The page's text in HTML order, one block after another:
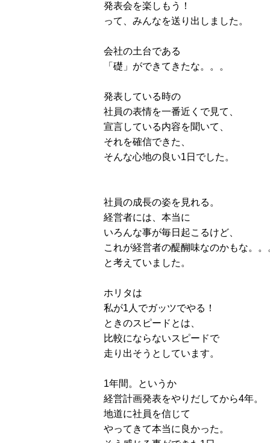
発表会を楽しもう！
って、みんなを送り出しました。
会社の土台である
「礎」ができてきたな。。。
発表している時の
社員の表情を一番近くで見て、
宣言している内容を聞いて、
それを確信できた、
そんな心地の良い1日でした。
社員の成長の姿を見れる。
経営者には、本当に
いろんな事が毎日起こるけど、
これが経営者の醍醐味なのかもな。。
と考えていました。
ホリタは
私が1人でガッツでやる！
ときのスピードとは、
比較にならないスピードで
走り出そうとしています。
1年間。というか
経営計画発表をやりだしてから4年。
地道に社員を信じて
やってきて本当に良かった。